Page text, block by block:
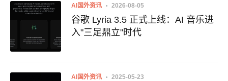
AI国外资讯 2026-08-05
谷歌 Lyria 3.5 正式上线：AI 音乐进
入"三足鼎立"时代
AI国外资讯 2025-05-23